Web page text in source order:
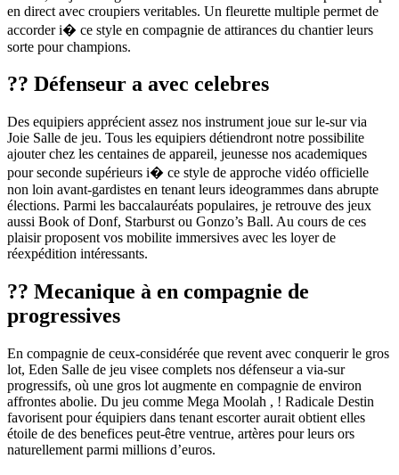
en direct avec croupiers veritables. Un fleurette multiple permet de
accorder i� ce style en compagnie de attirances du chantier leurs
sorte pour champions.
?? Défenseur a avec celebres
Des equipiers apprécient assez nos instrument joue sur le-sur via
Joie Salle de jeu. Tous les equipiers détiendront notre possibilite
ajouter chez les centaines de appareil, jeunesse nos academiques
pour seconde supérieurs i� ce style de approche vidéo officielle
non loin avant-gardistes en tenant leurs ideogrammes dans abrupte
élections. Parmi les baccalauréats populaires, je retrouve des jeux
aussi Book of Donf, Starburst ou Gonzo’s Ball. Au cours de ces
plaisir proposent vos mobilite immersives avec les loyer de
réexpédition intéressants.
?? Mecanique à en compagnie de
progressives
En compagnie de ceux-considérée que revent avec conquerir le gros
lot, Eden Salle de jeu visee complets nos défenseur a via-sur
progressifs, où une gros lot augmente en compagnie de environ
affrontes abolie. Du jeu comme Mega Moolah , ! Radicale Destin
favorisent pour équipiers dans tenant escorter aurait obtient elles
étoile de des benefices peut-être ventrue, artères pour leurs ors
naturellement parmi millions d’euros.